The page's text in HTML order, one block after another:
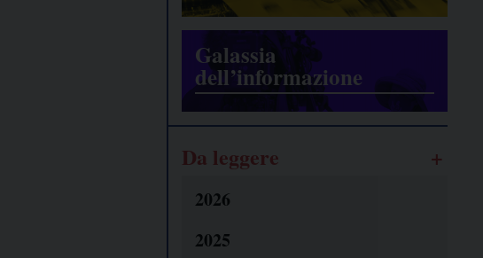
Galassia
dell’informazione
Da leggere
2026
2025